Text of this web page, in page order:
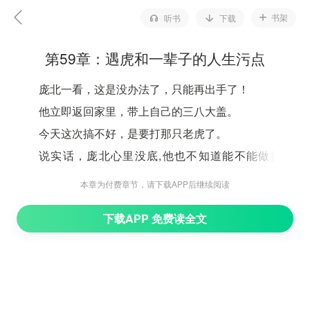
听书 下载 书架
第59章：遇虎和一辈子的人生污点
庞北一看，这是没办法了，只能再出手了！
他立即返回家里，带上自己的三八大盖。
今天这次搞不好，是要打那只老虎了。
说实话，庞北心里没底,他也不知道能不能做掉老
知道，这头虎已经不是壮年，他应该年纪不小了。
本章为付费章节，请下载APP后继续阅读
下载APP 免费读全文